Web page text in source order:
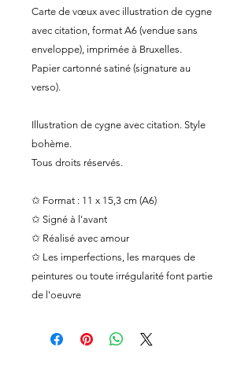
Carte de vœux avec illustration de cygne
avec citation, format A6 (vendue sans
enveloppe), imprimée à Bruxelles.
Papier cartonné satiné (signature au
verso).
Illustration de cygne avec citation. Style
bohème.
Tous droits réservés.
✩ Format : 11 x 15,3 cm (A6)
✩ Signé à l'avant
✩ Réalisé avec amour
✩ Les imperfections, les marques de
peintures ou toute irrégularité font partie
de l'oeuvre